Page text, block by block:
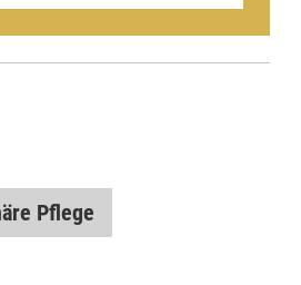
Pflege